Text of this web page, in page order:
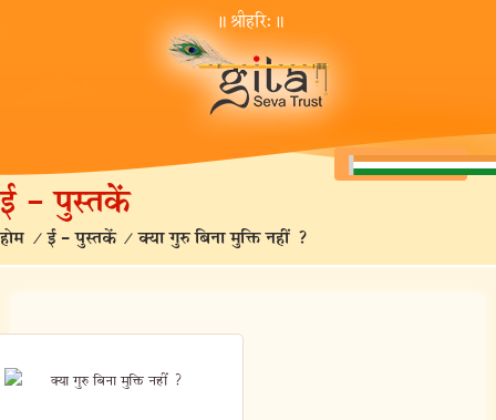
॥ श्रीहरि:॥
ई – पुस्तकें
होम / ई – पुस्तकें / क्या गुरु बिना मुक्ति नहीं ?